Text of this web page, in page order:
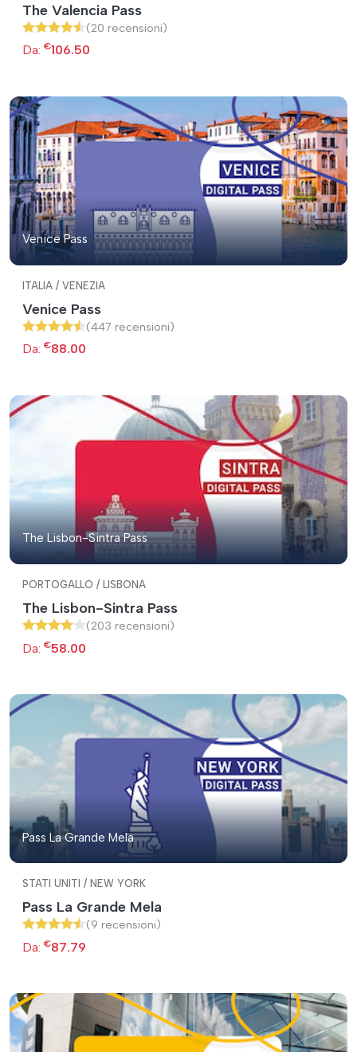
The Valencia Pass
(20 recensioni)
Da: €106.50
Venice Pass
ITALIA / VENEZIA
Venice Pass
(447 recensioni)
Da: €88.00
The Lisbon-Sintra Pass
PORTOGALLO / LISBONA
The Lisbon-Sintra Pass
(203 recensioni)
Da: €58.00
Pass La Grande Mela
STATI UNITI / NEW YORK
Pass La Grande Mela
(9 recensioni)
Da: €87.79